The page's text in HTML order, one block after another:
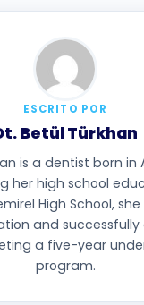
ESCRITO POR
Betül Türkhan
is a dentist born in
her high school
High School,
and
a five-year
program.